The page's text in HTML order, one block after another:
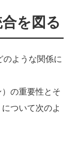
を図る
のような関係に
の重要性とそ
ついて次のよ